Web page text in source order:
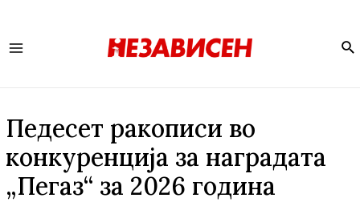
Педесет ракописи во
конкуренција за наградата
„Пегаз“ за 2026 година